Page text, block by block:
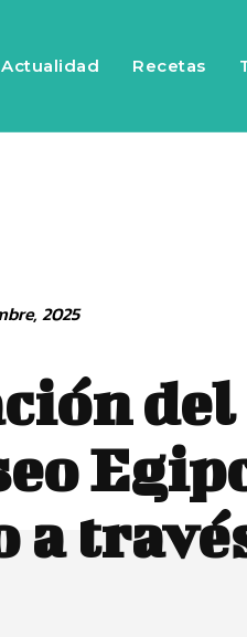
Actualidad Recetas
2025
del
a